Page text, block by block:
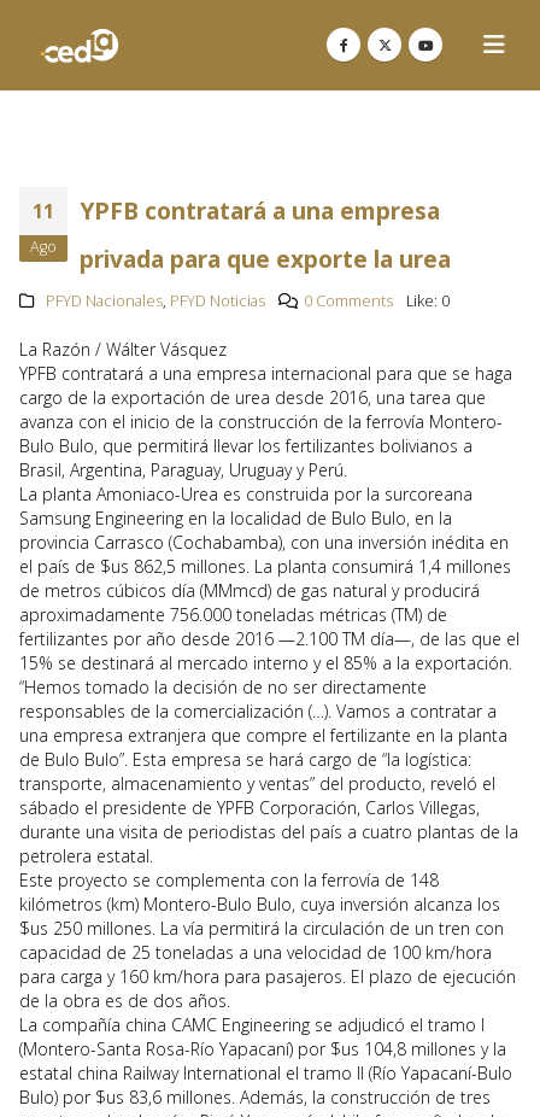
11
Ago
YPFB contratará a una empresa
privada para que exporte la urea
PFYD Nacionales, PFYD Noticias 0 Comments Like: 0
La Razón / Wálter Vásquez
YPFB contratará a una empresa internacional para que se haga
cargo de la exportación de urea desde 2016, una tarea que
avanza con el inicio de la construcción de la ferrovía Montero-
Bulo Bulo, que permitirá llevar los fertilizantes bolivianos a
Brasil, Argentina, Paraguay, Uruguay y Perú.
La planta Amoniaco-Urea es construida por la surcoreana
Samsung Engineering en la localidad de Bulo Bulo, en la
provincia Carrasco (Cochabamba), con una inversión inédita en
el país de $us 862,5 millones. La planta consumirá 1,4 millones
de metros cúbicos día (MMmcd) de gas natural y producirá
aproximadamente 756.000 toneladas métricas (TM) de
fertilizantes por año desde 2016 —2.100 TM día—, de las que el
15% se destinará al mercado interno y el 85% a la exportación.
“Hemos tomado la decisión de no ser directamente
responsables de la comercialización (…). Vamos a contratar a
una empresa extranjera que compre el fertilizante en la planta
de Bulo Bulo”. Esta empresa se hará cargo de “la logística:
transporte, almacenamiento y ventas” del producto, reveló el
sábado el presidente de YPFB Corporación, Carlos Villegas,
durante una visita de periodistas del país a cuatro plantas de la
petrolera estatal.
Este proyecto se complementa con la ferrovía de 148
kilómetros (km) Montero-Bulo Bulo, cuya inversión alcanza los
$us 250 millones. La vía permitirá la circulación de un tren con
capacidad de 25 toneladas a una velocidad de 100 km/hora
para carga y 160 km/hora para pasajeros. El plazo de ejecución
de la obra es de dos años.
La compañía china CAMC Engineering se adjudicó el tramo I
(Montero-Santa Rosa-Río Yapacaní) por $us 104,8 millones y la
estatal china Railway International el tramo II (Río Yapacaní-Bulo
Bulo) por $us 83,6 millones. Además, la construcción de tres